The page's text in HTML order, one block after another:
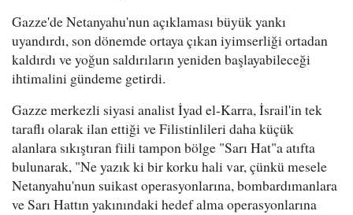
Gazze'de Netanyahu'nun açıklaması büyük yankı
uyandırdı, son dönemde ortaya çıkan iyimserliği ortadan
kaldırdı ve yoğun saldırıların yeniden başlayabileceği
ihtimalini gündeme getirdi.
Gazze merkezli siyasi analist İyad el-Karra, İsrail'in tek
taraflı olarak ilan ettiği ve Filistinlileri daha küçük
alanlara sıkıştıran fiili tampon bölge "Sarı Hat"a atıfta
bulunarak, "Ne yazık ki bir korku hali var, çünkü mesele
Netanyahu'nun suikast operasyonlarına, bombardımanlara
ve Sarı Hattın yakınındaki hedef alma operasyonlarına